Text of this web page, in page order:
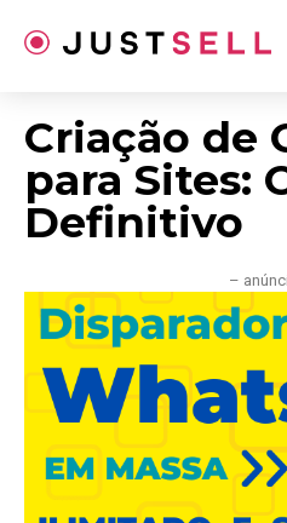
para
Criação de
para Sites:
Definitivo
–